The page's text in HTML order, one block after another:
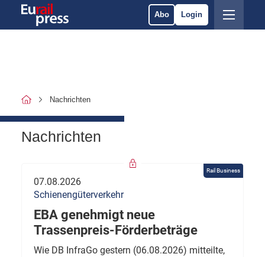
Abo Login
Nachrichten
Nachrichten
Rail Business
07.08.2026
Schienengüterverkehr
EBA genehmigt neue
Trassenpreis-Förderbeträge
Wie DB InfraGo gestern (06.08.2026) mitteilte,